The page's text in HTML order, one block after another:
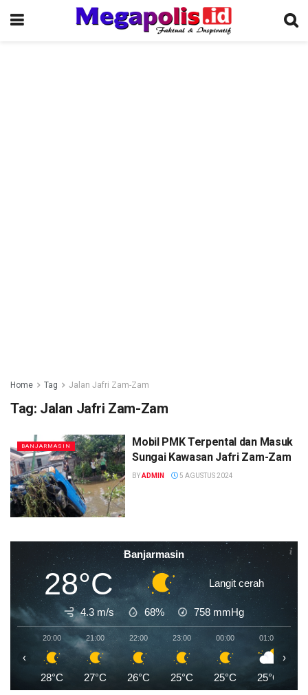
Home Tag Jalan Jafri Zam-Zam
Tag: Jalan Jafri Zam-Zam
BANJARMASIN
Mobil PMK Terpental dan Masuk
Sungai Kawasan Jafri Zam-Zam
BYADMIN 5 AGUSTUS 2024
Banjarmasin
28°C Langit cerah
4.3 m/s 68% 758 mmHg
20:00
28°C
21:00
27°C
22:00
26°C
23:00
25°C
00:00
25°C
01:00
25°C
‹ ›